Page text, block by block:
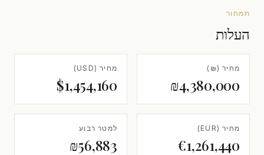
תמחור
העלות
מחיר (₪)
₪4,380,000
מחיר (USD)
$1,454,160
מחיר (EUR)
€1,261,440
למטר רבוע
₪56,883